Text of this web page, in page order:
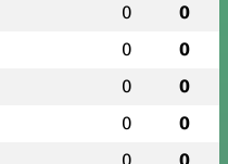
0 0
0 0
0 0
0 0